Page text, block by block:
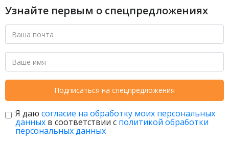
Узнайте первым о спецпредложениях
Подписаться на спецпредложения
Я даю согласие на обработку моих персональных
данных в соответствии с политикой обработки
персональных данных